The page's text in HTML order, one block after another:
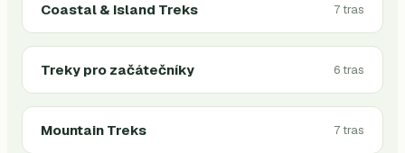
Coastal & Island Treks 7 tras
Treky pro začátečníky 6 tras
Mountain Treks 7 tras